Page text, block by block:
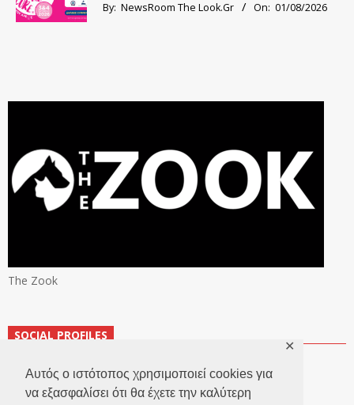
Αυτός ο ιστότοπος χρησιμοποιεί cookies για
να εξασφαλίσει ότι θα έχετε την καλύτερη
✕
By: NewsRoom The Look.Gr On: 01/08/2026
The Zook
SOCIAL PROFILES